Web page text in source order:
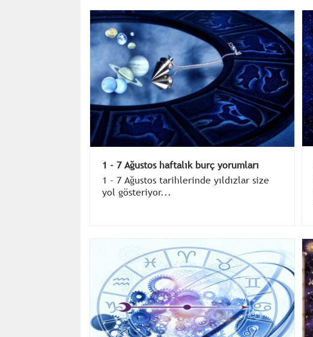
1 - 7 Ağustos haftalık burç yorumları
1 - 7 Ağustos tarihlerinde yıldızlar size
yol gösteriyor...